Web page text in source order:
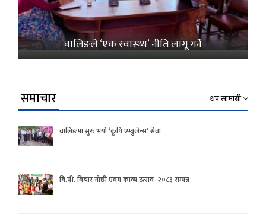
वालिङले ‘एक स्वास्थ्य’ नीति लागू गर्ने
समाचार थप सामाग्री
वालिङमा सुरु भयो ‘कृषि एम्बुलेन्स’ सेवा
बि.पी. विचार गोष्ठी एवम काव्य उत्सव- २०८३ सम्पन्न